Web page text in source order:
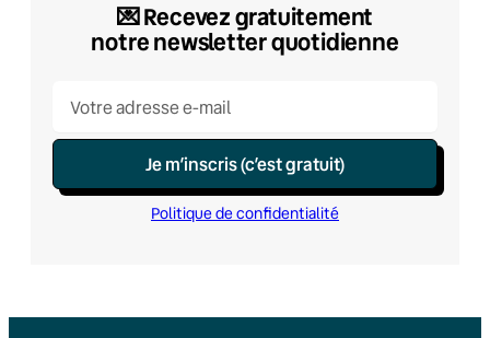
💌​ Recevez gratuitement
notre newsletter quotidienne
Je m’inscris (c’est gratuit)
Politique de confidentialité